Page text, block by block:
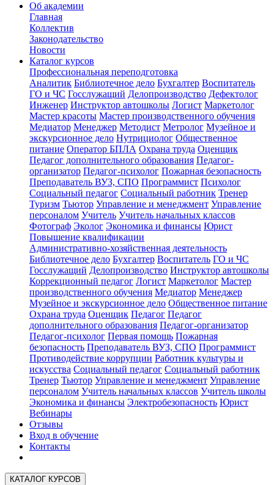
Об академии
Главная
Коллектив
Законодательство
Новости
Каталог курсов
Профессиональная переподготовка
Аналитик Библиотечное дело Бухгалтер Воспитатель
ГО и ЧС Госслужащий Делопроизводство Дефектолог
Инженер Инструктор автошколы Логист Маркетолог
Мастер красоты Мастер производственного обучения
Медиатор Менеджер Методист Метролог Музейное и
экскурсионное дело Нутрициолог Общественное
питание Оператор БПЛА Охрана труда Оценщик
Педагог дополнительного образования Педагог-
организатор Педагог-психолог Пожарная безопасность
Преподаватель ВУЗ, СПО Программист Психолог
Социальный педагог Социальный работник Тренер
Туризм Тьютор Управление и менеджмент Управление
персоналом Учитель Учитель начальных классов
Фотограф Эколог Экономика и финансы Юрист
Повышение квалификации
Административно-хозяйственная деятельность
Библиотечное дело Бухгалтер Воспитатель ГО и ЧС
Госслужащий Делопроизводство Инструктор автошколы
Коррекционный педагог Логист Маркетолог Мастер
производственного обучения Медиатор Менеджер
Музейное и экскурсионное дело Общественное питание
Охрана труда Оценщик Педагог Педагог
дополнительного образования Педагог-организатор
Педагог-психолог Первая помощь Пожарная
безопасность Преподаватель ВУЗ, СПО Программист
Противодействие коррупции Работник культуры и
искусства Социальный педагог Социальный работник
Тренер Тьютор Управление и менеджмент Управление
персоналом Учитель начальных классов Учитель школы
Экономика и финансы Электробезопасность Юрист
Вебинары
Отзывы
Вход в обучение
Контакты
КАТАЛОГ КУРСОВ